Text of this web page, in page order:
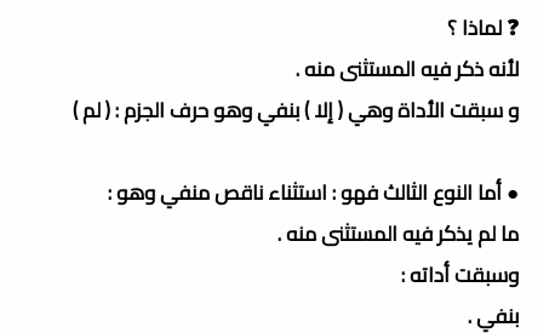
❓ لماذا ؟
لأنه ذكر فيه المستثنى منه .
و سبقت الأداة وهي ( إلا ) بنفي وهو حرف الجزم : ( لم )
● أما النوع الثالث فهو : استثناء ناقص منفي وهو :
ما لم يذكر فيه المستثنى منه .
وسبقت أداته :
بنفي .